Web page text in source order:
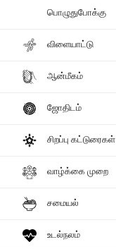
பொழுதுபோக்கு
விளையாட்டு
ஆன்மீகம்
ஜோதிடம்
சிறப்பு கட்டுரைகள்
வாழ்க்கை முறை
சமையல்
உடல்நலம்